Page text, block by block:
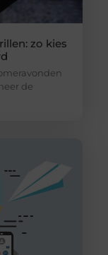
zo kies
de